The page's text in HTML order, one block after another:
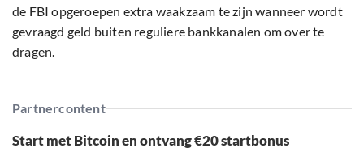
de FBI opgeroepen extra waakzaam te zijn wanneer wordt
gevraagd geld buiten reguliere bankkanalen om over te
dragen.
Partnercontent
Start met Bitcoin en ontvang €20 startbonus